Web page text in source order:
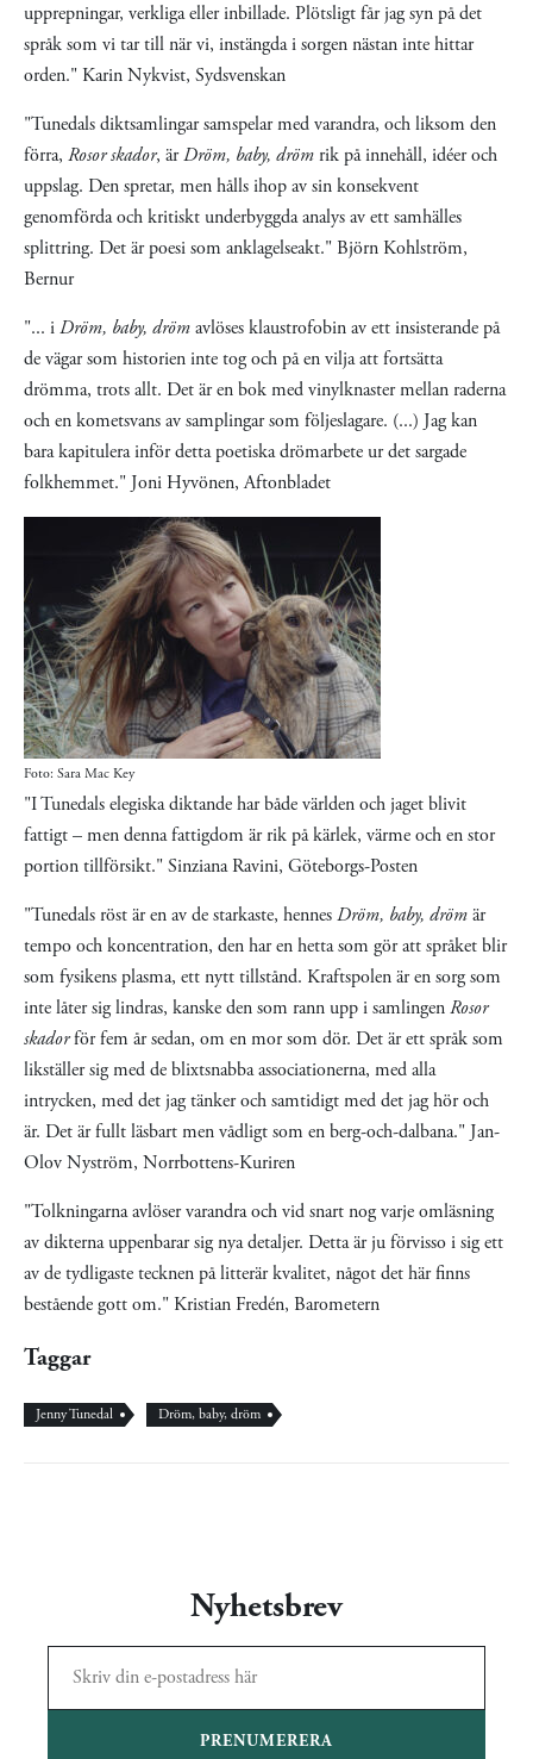
upprepningar, verkliga eller inbillade. Plötsligt får jag syn på det
språk som vi tar till när vi, instängda i sorgen nästan inte hittar
orden." Karin Nykvist, Sydsvenskan
"Tunedals diktsamlingar samspelar med varandra, och liksom den
förra, Rosor skador, ärDröm, baby, drömrik på innehåll, idéer och
uppslag. Den spretar, men hålls ihop av sin konsekvent
genomförda och kritiskt underbyggda analys av ett samhälles
splittring. Det är poesi som anklagelseakt." Björn Kohlström,
Bernur
"... iDröm, baby, drömavlöses klaustrofobin av ett insisterande på
de vägar som historien inte tog och på en vilja att fortsätta
drömma, trots allt. Det är en bok med vinylknaster mellan raderna
och en kometsvans av samplingar som följeslagare. (...) Jag kan
bara kapitulera inför detta poetiska drömarbete ur det sargade
folkhemmet." Joni Hyvönen, Aftonbladet
Foto: Sara Mac Key
"I Tunedals elegiska diktande har både världen och jaget blivit
fattigt – men denna fattigdom är rik på kärlek, värme och en stor
portion tillförsikt." Sinziana Ravini, Göteborgs-Posten
"Tunedals röst är en av de starkaste, hennesDröm, baby, drömär
tempo och koncentration, den har en hetta som gör att språket blir
som fysikens plasma, ett nytt tillstånd. Kraftspolen är en sorg som
inte låter sig lindras, kanske den som rann upp i samlingenRosor
skadorför fem år sedan, om en mor som dör. Det är ett språk som
likställer sig med de blixtsnabba associationerna, med alla
intrycken, med det jag tänker och samtidigt med det jag hör och
är. Det är fullt läsbart men vådligt som en berg-och-dalbana." Jan-
Olov Nyström, Norrbottens-Kuriren
"Tolkningarna avlöser varandra och vid snart nog varje omläsning
av dikterna uppenbarar sig nya detaljer. Detta är ju förvisso i sig ett
av de tydligaste tecknen på litterär kvalitet, något det här finns
bestående gott om." Kristian Fredén, Barometern
Taggar
Jenny Tunedal Dröm, baby, dröm
Nyhetsbrev
PRENUMERERA